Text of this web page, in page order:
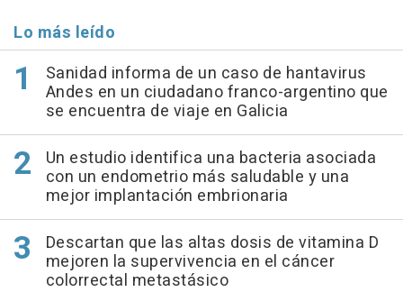
Lo más leído
Sanidad informa de un caso de hantavirus
Andes en un ciudadano franco-argentino que
se encuentra de viaje en Galicia
Un estudio identifica una bacteria asociada
con un endometrio más saludable y una
mejor implantación embrionaria
Descartan que las altas dosis de vitamina D
mejoren la supervivencia en el cáncer
colorrectal metastásico